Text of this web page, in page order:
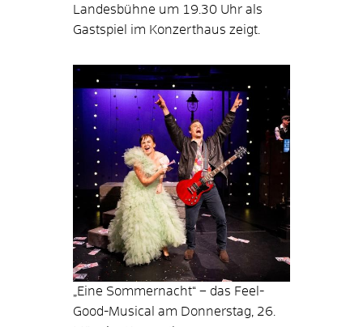
Landesbühne um 19.30 Uhr als
Gastspiel im Konzerthaus zeigt.
„Eine Sommernacht“ – das Feel-
Good-Musical am Donnerstag, 26.